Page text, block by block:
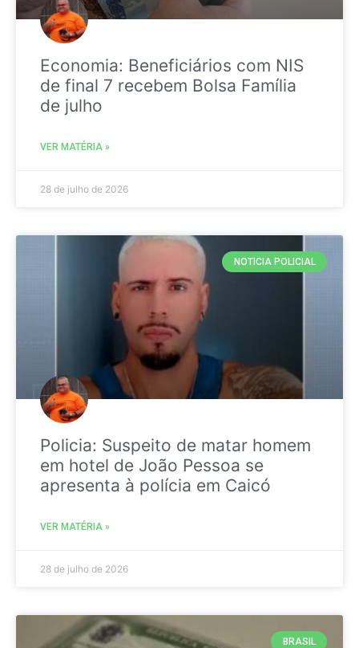
Economia: Beneficiários com NIS
de final 7 recebem Bolsa Família
de julho
VER MATÉRIA »
28 de julho de 2026
NOTICIA POLICIAL
Policia: Suspeito de matar homem
em hotel de João Pessoa se
apresenta à polícia em Caicó
VER MATÉRIA »
28 de julho de 2026
BRASIL